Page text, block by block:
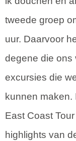
tweede groep
uur. Daarvoor
degene die ons
excursies die
kunnen
East Coast
highlights van